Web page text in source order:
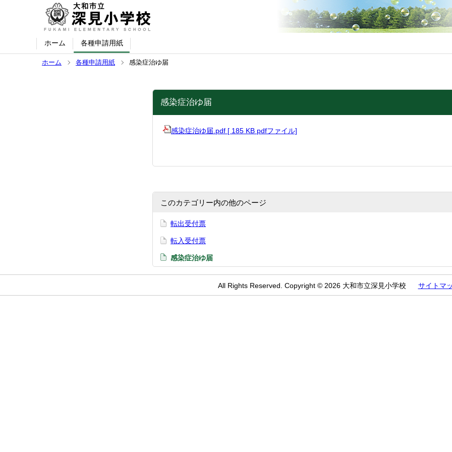
ホーム 各種申請用紙
ホーム 各種申請用紙 感染症治ゆ届
感染症治ゆ届
感染症治ゆ届.pdf [ 185 KB pdfファイル]
このカテゴリー内の他のページ
転出受付票
転入受付票
感染症治ゆ届
All Rights Reserved. Copyright © 2026 大和市立深見小学校 サイトマ